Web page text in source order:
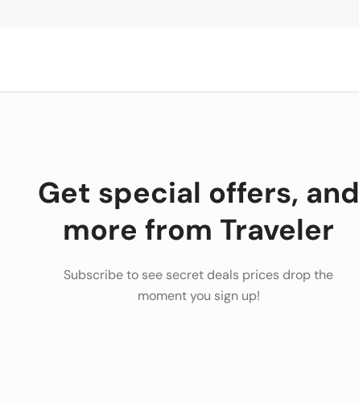
Get special offers, and
more from Traveler
Subscribe to see secret deals prices drop the
moment you sign up!